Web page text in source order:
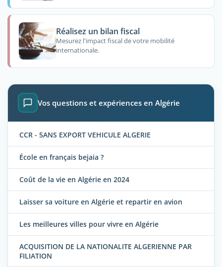
Réalisez un bilan fiscal
Mesurez l'impact fiscal de votre mobilité
internationale.
Vos questions et expériences en Algérie
CCR - 5ANS EXPORT VEHICULE ALGERIE
École en français bejaia ?
Coût de la vie en Algérie en 2024
Laisser sa voiture en Algérie et repartir en avion
Les meilleures villes pour vivre en Algérie
ACQUISITION DE LA NATIONALITE ALGERIENNE PAR
FILIATION